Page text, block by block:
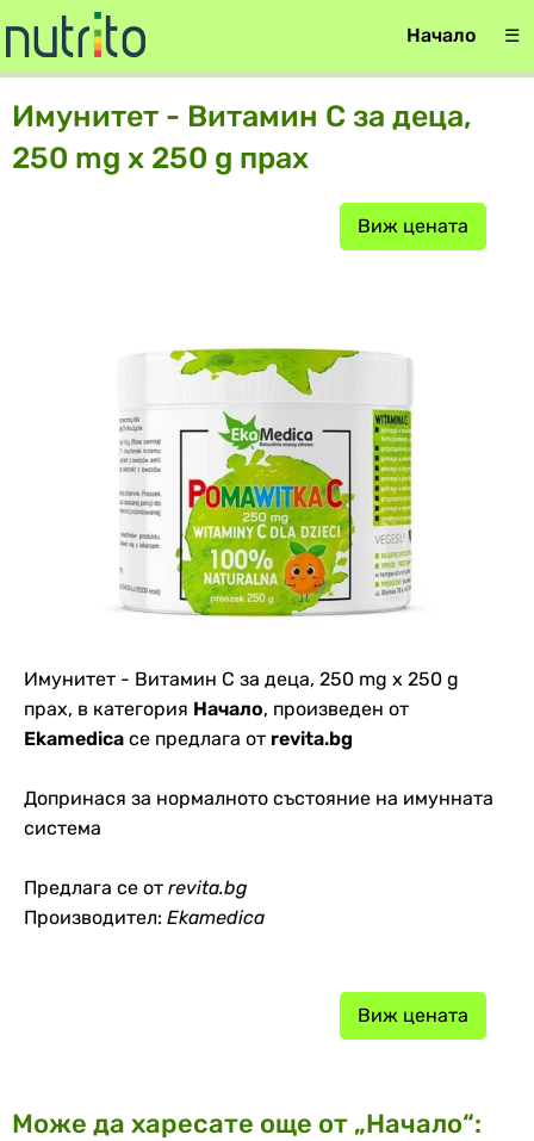
Начало ☰
Имунитет - Витамин С за деца,
250 mg х 250 g прах
Виж цената
Имунитет - Витамин С за деца, 250 mg х 250 g
прах, в категория Начало, произведен от
Ekamedica се предлага от revita.bg
Допринася за нормалното състояние на имунната
система
Предлага се от revita.bg
Производител: Ekamedica
Виж цената
Може да харесате още от „Начало“: